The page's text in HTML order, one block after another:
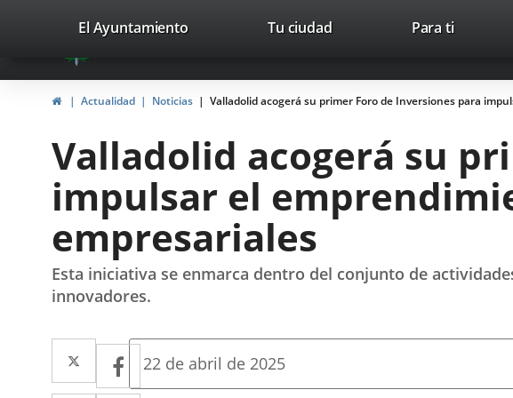
Portal
Web
del
Valladolid
avaTop
valladolid.es
El Ayuntamiento Tu ciudad Para ti
InicioActualidad Noticias Valladolid acogerá su primer Foro de Inversiones para
Valladolid acogerá su
impulsar el
empresariales
Esta iniciativa se enmarca dentro del conjunto de
innovadores.
Twitter
Enlace
a
Facebook
Enlace
a
Fecha
22 de abril de 2025